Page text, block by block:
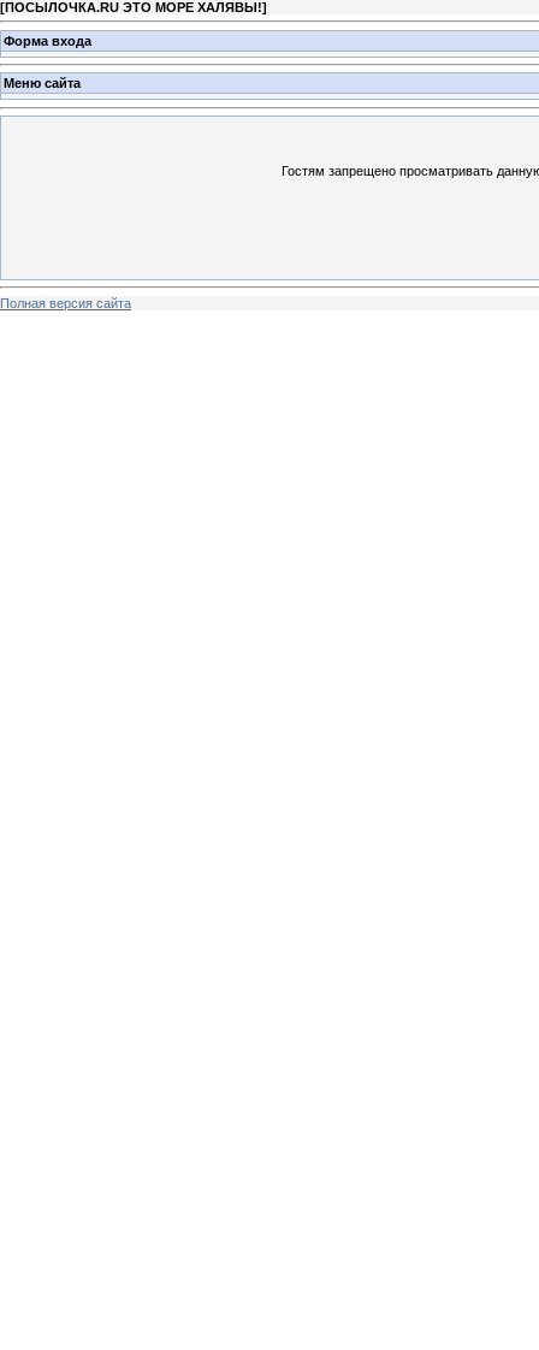
[ПОСЫЛОЧКА.RU ЭТО МОРЕ ХАЛЯВЫ!]
Форма входа
Меню сайта
Гостям запрещено просматривать
Полная версия сайта